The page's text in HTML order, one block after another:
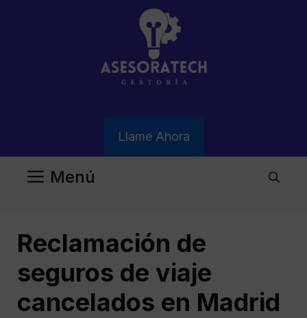
Llame Ahora
Menú
Reclamación de
seguros de viaje
cancelados en Madrid